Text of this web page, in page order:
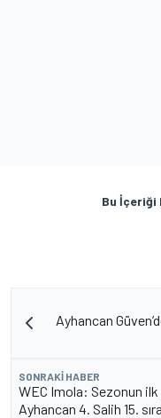
Bu İçeriği
Ayhancan
SONRAKI HABER
WEC Imola: Sezonun ilk
Ayhancan 4. Salih 15.